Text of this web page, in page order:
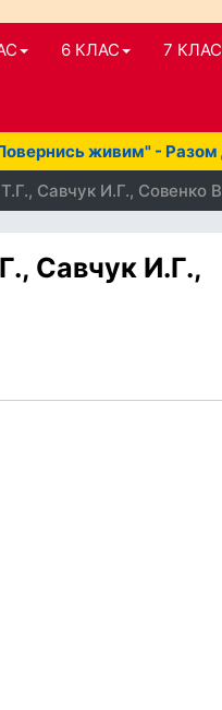
6 КЛАС 7 КЛАС
живим" -
Савчук И.Г., Совенко
Савчук И.Г.,